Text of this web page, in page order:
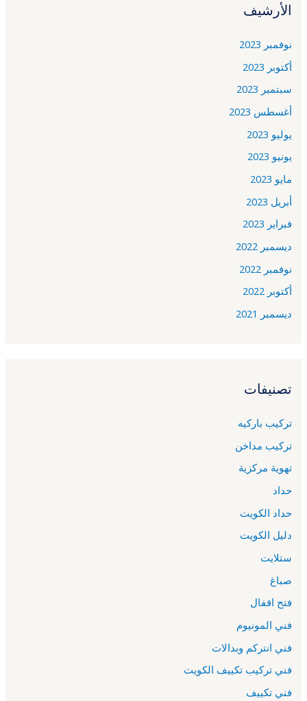
الأرشيف
نوفمبر 2023
أكتوبر 2023
سبتمبر 2023
أغسطس 2023
يوليو 2023
يونيو 2023
مايو 2023
أبريل 2023
فبراير 2023
ديسمبر 2022
نوفمبر 2022
أكتوبر 2022
ديسمبر 2021
تصنيفات
تركيب باركيه
تركيب مداخن
تهوية مركزية
حداد
حداد الكويت
دليل الكويت
ستلايت
صباغ
فتح اقفال
فني المونيوم
فني انتركم وبدالات
فني تركيب تكييف الكويت
فني تكييف